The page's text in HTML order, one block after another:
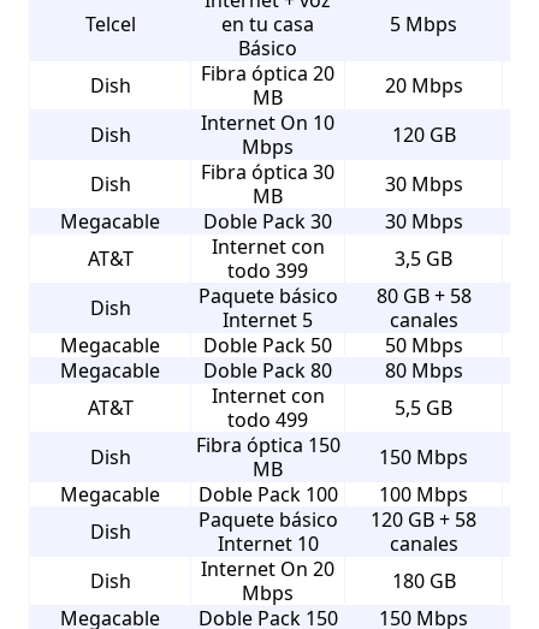
Telcel
en tu casa
Básico
5 Mbps
Dish
Fibra óptica 20
MB
20 Mbps
Dish
Internet On 10
Mbps
120 GB
Dish
Fibra óptica 30
MB
30 Mbps
Megacable
Doble Pack 30
30 Mbps
AT&T
Internet con
todo 399
3,5 GB
Dish
Paquete básico
Internet 5
80 GB + 58
canales
Megacable
Doble Pack 50
50 Mbps
Megacable
Doble Pack 80
80 Mbps
AT&T
Internet con
todo 499
5,5 GB
Dish
Fibra óptica 150
MB
150 Mbps
Megacable
Doble Pack 100
100 Mbps
Dish
Paquete básico
Internet 10
120 GB + 58
canales
Dish
Internet On 20
Mbps
180 GB
Megacable
Doble Pack 150
150 Mbps